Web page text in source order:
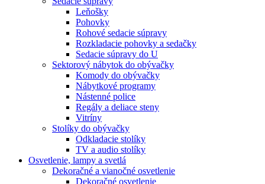
Leňošky
Pohovky
Rohové sedacie súpravy
Rozkladacie pohovky a sedačky
Sedacie súpravy do U
Sektorový nábytok do obývačky
Komody do obývačky
Nábytkové programy
Nástenné police
Regály a deliace steny
Vitríny
Stolíky do obývačky
Odkladacie stolíky
TV a audio stolíky
Osvetlenie, lampy a svetlá
Dekoračné a vianočné osvetlenie
Dekoračné osvetlenie